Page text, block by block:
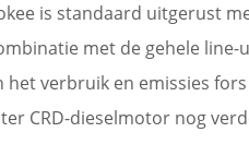
is standaard uitgerust
met de gehele line-
verbruik en emissies
CRD-dieselmotor nog